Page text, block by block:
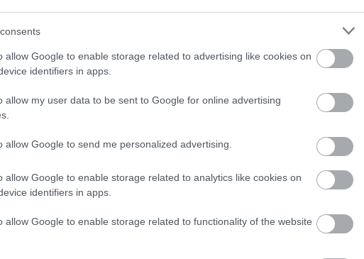
allow Google to enable storage related to advertising like cookies on
identifiers in apps.
allow my user data to be sent to Google for online advertising
allow Google to send me personalized advertising.
allow Google to enable storage related to analytics like cookies on
identifiers in apps.
allow Google to enable storage related to functionality of the website
Archívum
2022 október
2022 szeptember
2022 augusztus
2022 április
(3
2021 december
2021 augusztus
Tovább
...